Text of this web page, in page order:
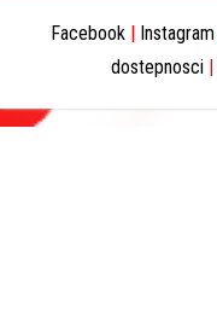
Facebook | Instagram
dostepnosci |